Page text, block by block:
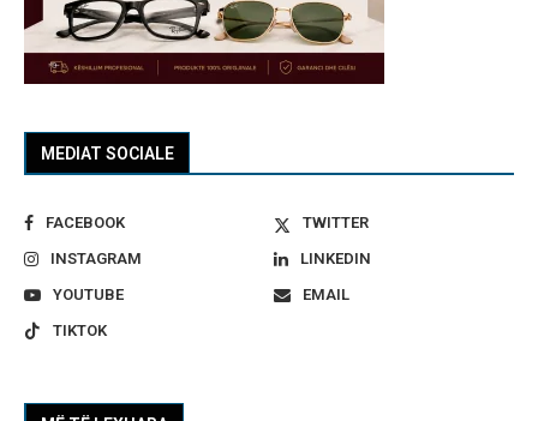
MEDIAT SOCIALE
FACEBOOK
TWITTER
INSTAGRAM
LINKEDIN
YOUTUBE
EMAIL
TIKTOK